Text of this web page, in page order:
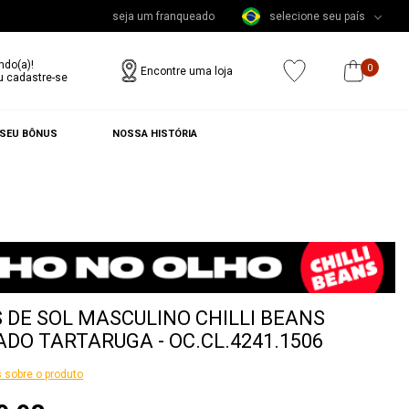
seja um franqueado selecione seu país
cadastre-se
Encontre uma loja 0
BÔNUS NOSSA HISTÓRIA
DE SOL MASCULINO CHILLI BEANS
TARTARUGA - OC.CL.4241.1506
o produto